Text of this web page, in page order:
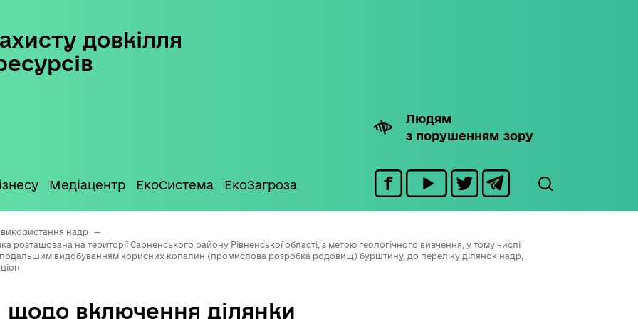
довкілля
Людям
з порушенням зору
Медіацентр ЕкоСистема ЕкоЗагроза
надр
—
розташована на території Сарненського району Рівненської області, з метою геологічного вивчення, у тому числі
видобуванням корисних копалин (промислова розробка родовищ) бурштину, до переліку ділянок надр,
щодо включення ділянки